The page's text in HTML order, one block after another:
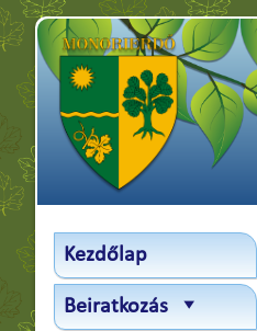
Kezdőlap
Beiratkozás